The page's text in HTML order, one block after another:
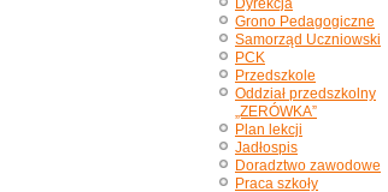
Dyrekcja
Grono Pedagogiczne
Samorząd Uczniowski
PCK
Przedszkole
Oddział przedszkolny
„ZERÓWKA”
Plan lekcji
Jadłospis
Doradztwo zawodowe
Praca szkoły